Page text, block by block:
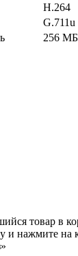
H.264
G.711u
256 МБ
товар в
и нажмите на